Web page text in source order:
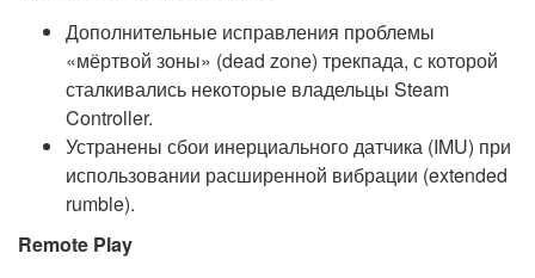
Дополнительные исправления проблемы
«мёртвой зоны» (dead zone) трекпада, с которой
сталкивались некоторые владельцы Steam
Controller.
Устранены сбои инерциального датчика (IMU) при
использовании расширенной вибрации (extended
rumble).
Remote Play